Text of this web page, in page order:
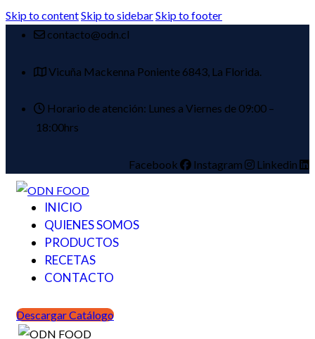
Skip to contentSkip to sidebarSkip to footer
contacto@odn.cl
Vicuña Mackenna Poniente 6843, La Florida.
Horario de atención: Lunes a Viernes de 09:00 –
18:00hrs
Facebook Instagram Linkedin
INICIO
QUIENES SOMOS
PRODUCTOS
RECETAS
CONTACTO
Descargar Catálogo